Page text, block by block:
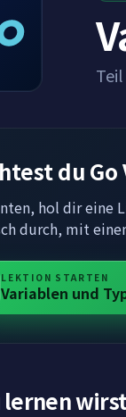
du
hol dir eine
durch, mit
LEKTION STARTEN
Variablen und
lernen